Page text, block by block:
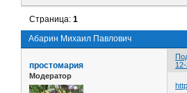
Абарин Михаил Павлович
Страница:1
простомария
Модератор